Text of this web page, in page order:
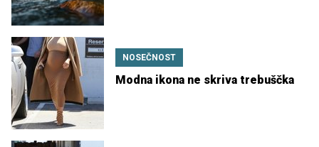
NOSEČNOST
Modna ikona ne skriva trebuščka